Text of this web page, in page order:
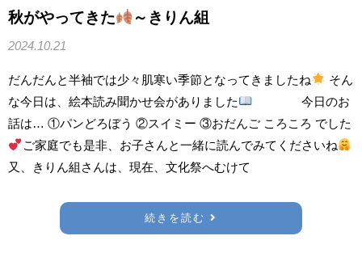
秋がやってきた ～きりん組
2024.10.21
だんだんと半袖では少々肌寒い季節となってきましたね
そん
な今日は、絵本読み聞かせ会がありました
今日のお
話は… ①パンどろぼう ②スイミー ③おだんご ころころ でした
ご家庭でも是非、お子さんと一緒に読んでみてくださいね
又、きりん組さんは、現在、文化祭へむけて
続きを読む